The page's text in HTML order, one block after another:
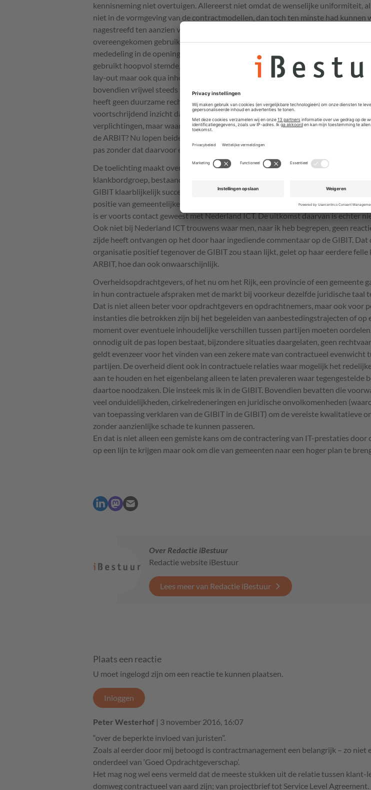
kennisneming niet overtuigen. Allereerst niet omdat de wenselijke uniformiteit,
niet in de vormgeving van de contractmodellen, dan toch ten minste had kunnen
nagestreefd ten aanzien van de inhoud. En dat zeker bij belangrijke contractuele
overeengekomen gebruik, garanties, IE-rechten, acceptatie en aansprakelijkheid.
mededeling in de opening van de toelichting bij de
GIBIT
gebruikt hoopvol stemde, blijkt de werkelijkheid echter datGIBITen ARBIT
niet
lay-out maar ook qua inhoud wezenlijk van elkaar verschillen. Verschillen die in de
bovendien vrijwel steeds ten nadele van de markt uitpakken. Zeker, ook de
heeft geen duurzame rechtsbetrekking met de wijsheid en natuurlijk kan sprake
voortschrijdend inzicht dat noopt tot een herformulering van wederzijdse rechten
verplichtingen, maar waarom daarover dan niet eerst in overleg getreden met de
de ARBIT? Nu lopen beide sets van algemene voorwaarden op essentiële
pas zonder dat daarvoor een plausibele verklaring wordt gegeven.
De toelichting maakt overigens wel melding van een ander (extern) overleg,
klankbordgroep, bestaande uit enkele IT-leveranciers. Die hindernis hebben de
GIBIT klaarblijkelijk succesvol weten te nemen hetgeen, gelet op de aanzienlijk
positie van gemeentelijke opdrachtgevers, een prestatie van formaat mag heten.
is er voorts contact geweest met NederlandICT. De uitkomst daarvan is echter
Ook niet bij Nederland ICTtrouwens waar men, naar ik heb begrepen, geen
zijde heeft ontvangen op het door haar ingediende commentaar op de GIBIT. Dat
organisatie positief tegenover de GIBIT zou staan lijkt, gelet op haar eerdere
ARBIT, hoe dan ook onwaarschijnlijk.
Overheidsopdrachtgevers, of het nu om het Rijk, een provincie of een gemeente
in hun contractuele afspraken met de markt bij voorkeur dezelfde juridische taal
Dat is niet alleen beter voor opdrachtgevers en opdrachtnemers, maar ook voor
instanties die betrokken zijn bij het begeleiden van aanbestedingstrajecten of op
moment over eventuele inhoudelijke verschillen tussen partijen moeten
onnodig uit de pas lopen bestaat, bijzondere situaties daargelaten, geen
geldt evenzeer voor het vinden van een zekere mate van contractueel evenwicht
partijen. De overheid dient ook in contractuele relaties waar mogelijk het
aan te houden en het eigenbelang alleen te laten prevaleren waar tegengestelde
daartoe noodzaken. Die insteek mis ik in de GIBIT. Bovendien bevatten die
veel onduidelijkheden, cirkelredeneringen en juridische onvolkomenheden
van toepassing verklaren van de GIBIT in de GIBIT) om de vereiste kwalitatieve
zonder aanzienlijke schade te kunnen passeren.
En dat is niet alleen een gemiste kans om de contractering van IT-prestaties door
op een lijn te krijgen maar ook om die van gemeenten naar een hoger plan te
Over Redactie iBestuur
Redactie website iBestuur
Lees meer van Redactie iBestuur
Plaats een reactie
U moet ingelogd zijn om een reactie te kunnen plaatsen.
Inloggen
Peter Westerhof | 3 november 2016, 16:07
“over de beperkte invloed van juristen”.
Zoals al eerder door mij betoogd is contractmanagement een belangrijk – zo niet
onderdeel van ‘Goed Opdrachtgeverschap’.
Het mag nog wel eens vermeld dat de meeste stukken uit de relatie tussen klant-
domweg contractueel van aard zijn; van projectbrief tot Service Level Agreement.